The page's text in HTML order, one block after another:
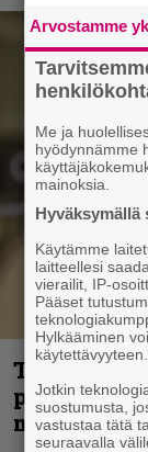
Tältä
mekko”
Arvostamme
Me ja
hyödynnämme
mainoksia.
Hyväksymällä
Käytämme
laitteellesi
vierailit, IP-
Pääset
Hylkääminen
käytettävyyteen.
Jotkin
suostumusta,
vastustaa tätä
seuraavalla